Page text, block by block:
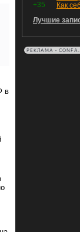
в
+35
Лучшие
РЕКЛАМА •